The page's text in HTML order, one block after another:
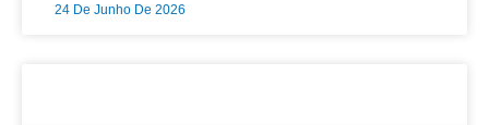
24 De Junho De 2026